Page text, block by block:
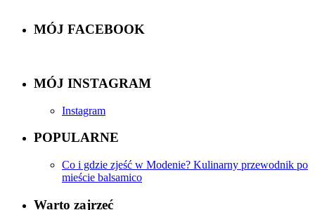
MÓJ FACEBOOK
MÓJ INSTAGRAM
Instagram
POPULARNE
Co i gdzie zjeść w Modenie? Kulinarny przewodnik po
mieście balsamico
Warto zajrzeć